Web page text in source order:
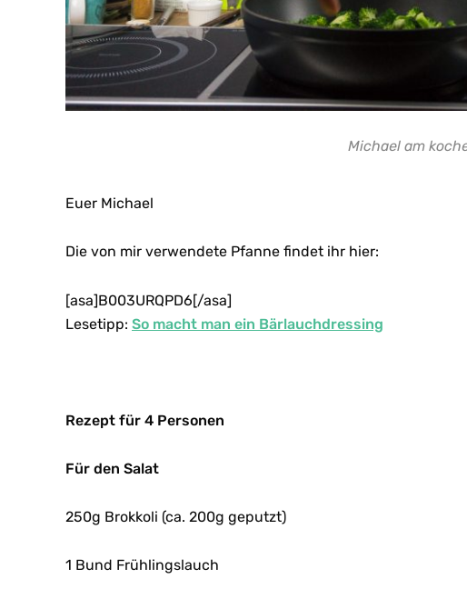
Michael am
Euer Michael
Die von mir verwendete Pfanne findet ihr hier:
[asa]B003URQPD6[/asa]
Lesetipp: So macht man ein Bärlauchdressing
Rezept für 4 Personen
Für den Salat
250g Brokkoli (ca. 200g geputzt)
1 Bund Frühlingslauch